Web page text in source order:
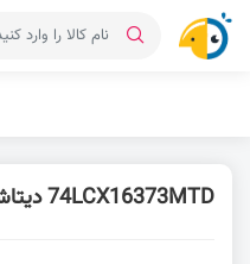
74LCX16373MTD دیتاشیت